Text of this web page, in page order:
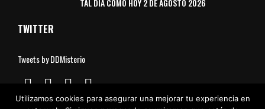
TAL DÍA COMO HOY 2 DE AGOSTO 2026
TWITTER
Tweets by DDMisterio
Utilizamos cookies para asegurar una mejorar tu experiencia en